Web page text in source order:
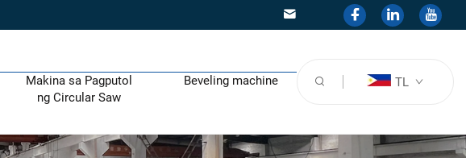
Makina sa Pagputol
ng Circular Saw
Beveling machine TL